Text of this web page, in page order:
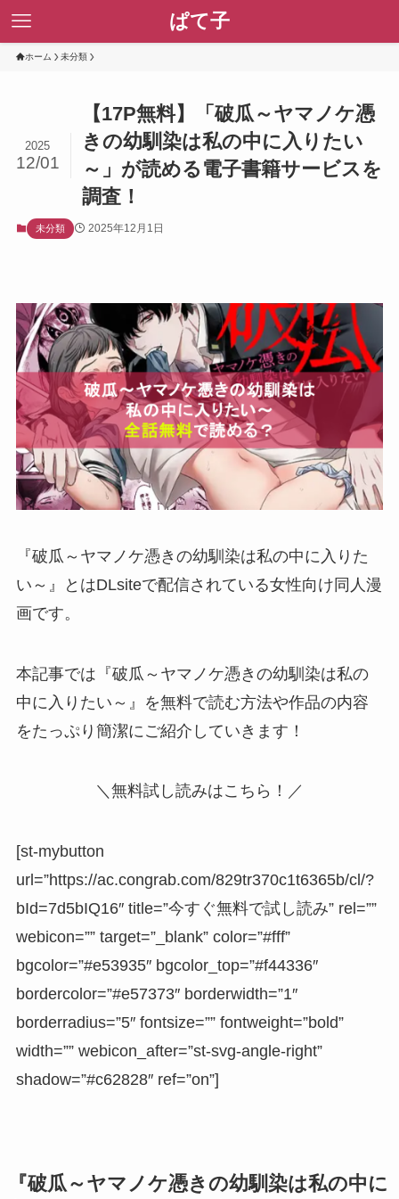
ぱて子
ホーム 未分類
【17P無料】「破瓜～ヤマノケ憑
きの幼馴染は私の中に入りたい
～」が読める電子書籍サービスを
調査！
2025
12/01
未分類 2025年12月1日
『破瓜～ヤマノケ憑きの幼馴染は私の中に入りた
い～』とはDLsiteで配信されている女性向け同人漫
画です。
本記事では『破瓜～ヤマノケ憑きの幼馴染は私の
中に入りたい～』を無料で読む方法や作品の内容
をたっぷり簡潔にご紹介していきます！
＼無料試し読みはこちら！／
[st-mybutton
url=”https://ac.congrab.com/829tr370c1t6365b/cl/?
bId=7d5bIQ16″ title=”今すぐ無料で試し読み” rel=””
webicon=”” target=”_blank” color=”#fff”
bgcolor=”#e53935″ bgcolor_top=”#f44336″
bordercolor=”#e57373″ borderwidth=”1″
borderradius=”5″ fontsize=”” fontweight=”bold”
width=”” webicon_after=”st-svg-angle-right”
shadow=”#c62828″ ref=”on”]
『破瓜～ヤマノケ憑きの幼馴染は私の中に